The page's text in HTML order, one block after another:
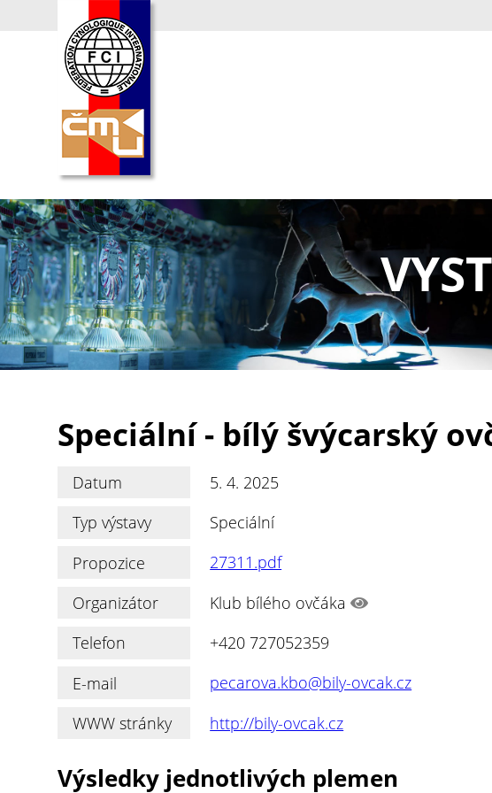
Speciální - bílý švýcarský
Datum
5. 4. 2025
Typ výstavy
Speciální
Propozice
27311.pdf
Organizátor
Klub bílého ovčáka
Telefon
+420 727052359
E-mail
pecarova.kbo@bily-ovcak.cz
WWW stránky
http://bily-ovcak.cz
Výsledky jednotlivých plemen